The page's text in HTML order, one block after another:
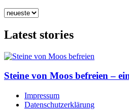
Latest stories
Steine von Moos befreien –
Impressum
Datenschutzerklärung